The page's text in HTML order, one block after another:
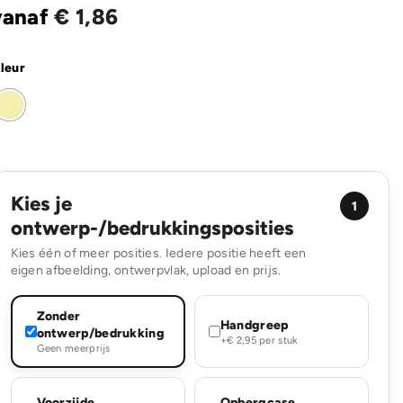
€ 1,86
Kies je
ontwerp-/bedrukkingsposities
Kies één of meer posities. Iedere positie heeft een
eigen afbeelding, ontwerpvlak, upload en prijs.
1
Zonder
ontwerp/bedrukking
Geen meerprijs
Handgreep
+€ 2,95 per stuk